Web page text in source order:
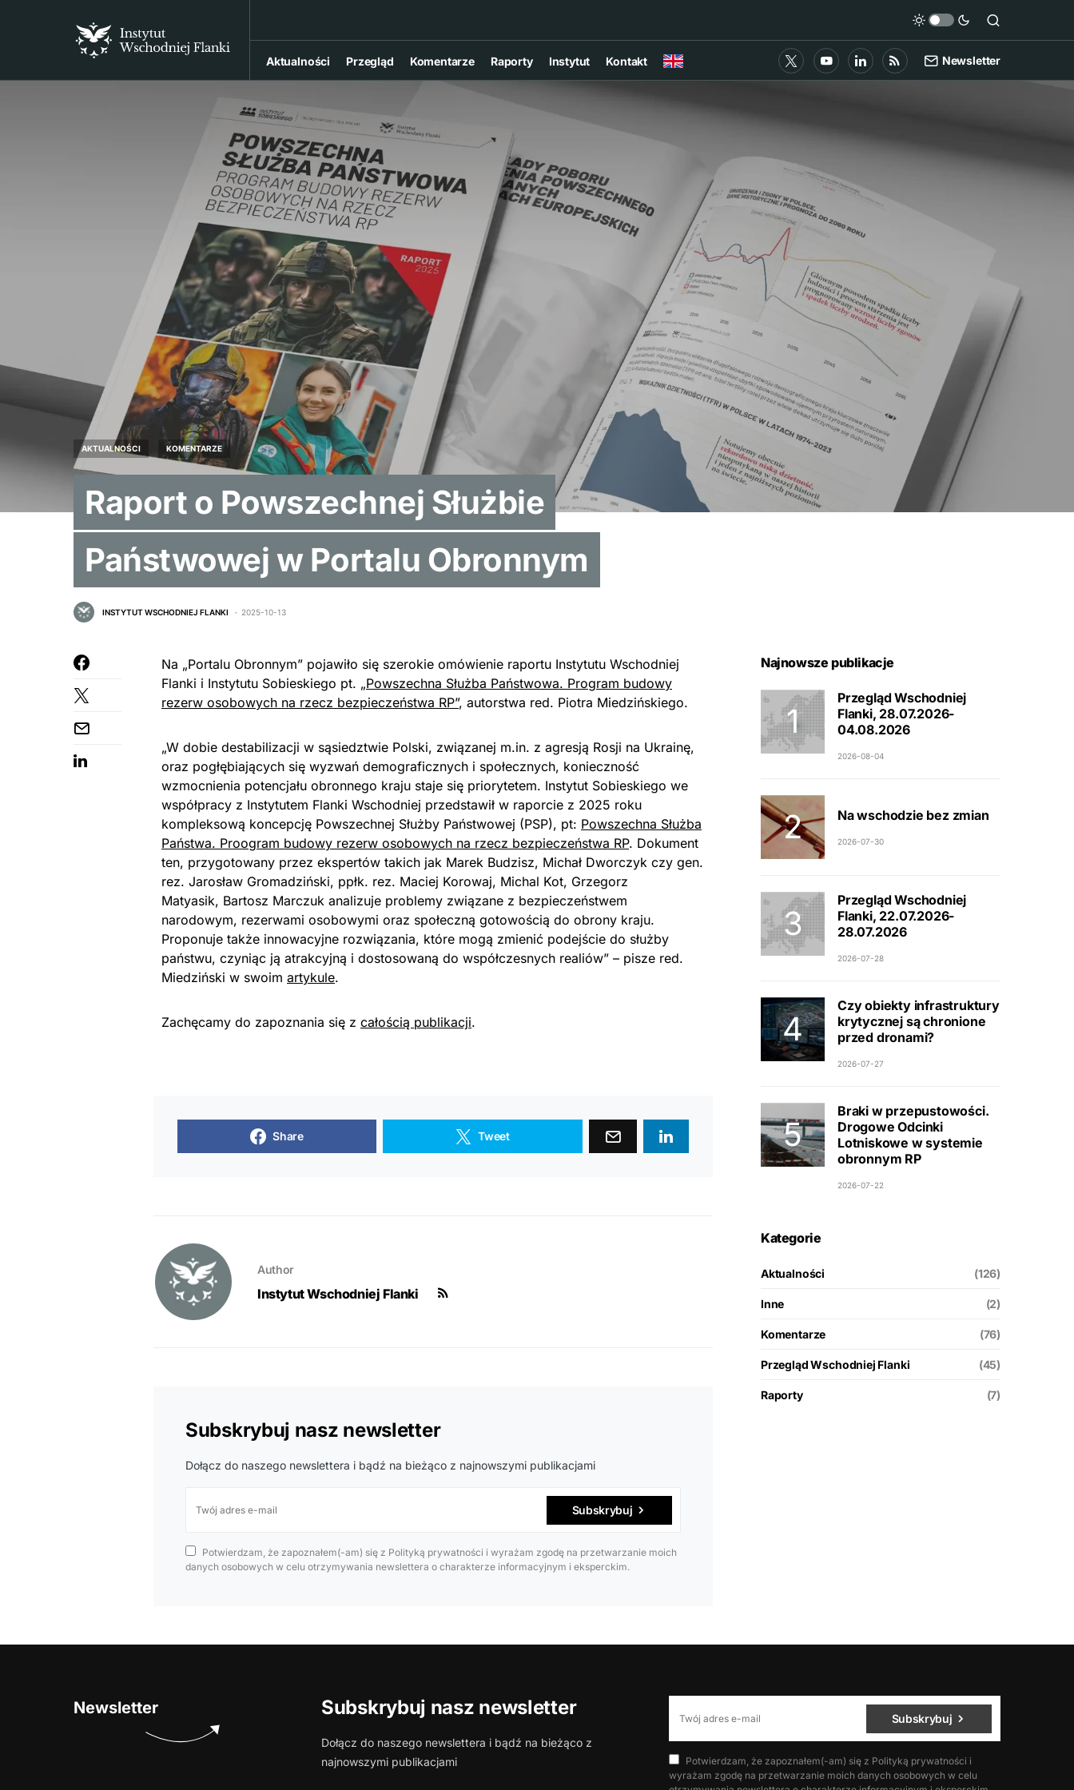
Aktualności Przegląd Komentarze Raporty Instytut Kontakt Newsletter
AKTUALNOŚCI KOMENTARZE
Raport o Powszechnej Służbie
Państwowej w Portalu Obronnym
INSTYTUT WSCHODNIEJ FLANKI 2025-10-13
Na „Portalu Obronnym” pojawiło się szerokie omówienie raportu Instytutu Wschodniej
Flanki i Instytutu Sobieskiego pt. „Powszechna Służba Państwowa. Program budowy
rezerw osobowych na rzecz bezpieczeństwa RP”, autorstwa red. Piotra Miedzińskiego.
„W dobie destabilizacji w sąsiedztwie Polski, związanej m.in. z agresją Rosji na Ukrainę,
oraz pogłębiających się wyzwań demograficznych i społecznych, konieczność
wzmocnienia potencjału obronnego kraju staje się priorytetem. Instytut Sobieskiego we
współpracy z Instytutem Flanki Wschodniej przedstawił w raporcie z 2025 roku
kompleksową koncepcję Powszechnej Służby Państwowej (PSP), pt: Powszechna Służba
Państwa. Proogram budowy rezerw osobowych na rzecz bezpieczeństwa RP. Dokument
ten, przygotowany przez ekspertów takich jak Marek Budzisz, Michał Dworczyk czy gen.
rez. Jarosław Gromadziński, ppłk. rez. Maciej Korowaj, Michal Kot, Grzegorz
Matyasik, Bartosz Marczuk analizuje problemy związane z bezpieczeństwem
narodowym, rezerwami osobowymi oraz społeczną gotowością do obrony kraju.
Proponuje także innowacyjne rozwiązania, które mogą zmienić podejście do służby
państwu, czyniąc ją atrakcyjną i dostosowaną do współczesnych realiów” – pisze red.
Miedziński w swoim artykule.
Zachęcamy do zapoznania się z całością publikacji.
Share Tweet
Author
Instytut Wschodniej Flanki
Subskrybuj nasz newsletter
Dołącz do naszego newslettera i bądź na bieżąco z najnowszymi publikacjami
Subskrybuj
Potwierdzam, że zapoznałem(-am) się z Polityką prywatności i wyrażam zgodę na przetwarzanie moich
danych osobowych w celu otrzymywania newslettera o charakterze informacyjnym i eksperckim.
Najnowsze publikacje
Przegląd Wschodniej
Flanki, 28.07.2026-
04.08.2026
2026-08-04
Na wschodzie bez zmian
2026-07-30
Przegląd Wschodniej
Flanki, 22.07.2026-
28.07.2026
2026-07-28
Czy obiekty infrastruktury
krytycznej są chronione
przed dronami?
2026-07-27
Braki w przepustowości.
Drogowe Odcinki
Lotniskowe w systemie
obronnym RP
2026-07-22
Kategorie
Aktualności (126)
Inne (2)
Komentarze (76)
Przegląd Wschodniej Flanki (45)
Raporty (7)
Newsletter Subskrybuj nasz newsletter
Dołącz do naszego newslettera i bądź na bieżąco z
najnowszymi publikacjami
Subskrybuj
Potwierdzam, że zapoznałem(-am) się z Polityką prywatności i
wyrażam zgodę na przetwarzanie moich danych osobowych w celu